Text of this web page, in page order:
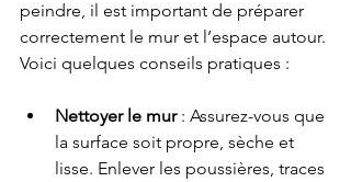
peindre, il est important de préparer
correctement le mur et l’espace autour.
Voici quelques conseils pratiques :
Nettoyer le mur : Assurez-vous que
la surface soit propre, sèche et
lisse. Enlever les poussières, traces